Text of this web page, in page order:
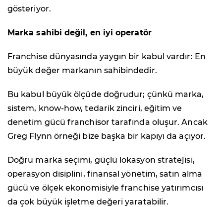
gösteriyor.
Marka sahibi değil, en iyi operatör
Franchise dünyasında yaygın bir kabul vardır: En
büyük değer markanın sahibindedir.
Bu kabul büyük ölçüde doğrudur; çünkü marka,
sistem, know-how, tedarik zinciri, eğitim ve
denetim gücü franchisor tarafında oluşur. Ancak
Greg Flynn örneği bize başka bir kapıyı da açıyor.
Doğru marka seçimi, güçlü lokasyon stratejisi,
operasyon disiplini, finansal yönetim, satın alma
gücü ve ölçek ekonomisiyle franchise yatırımcısı
da çok büyük işletme değeri yaratabilir.